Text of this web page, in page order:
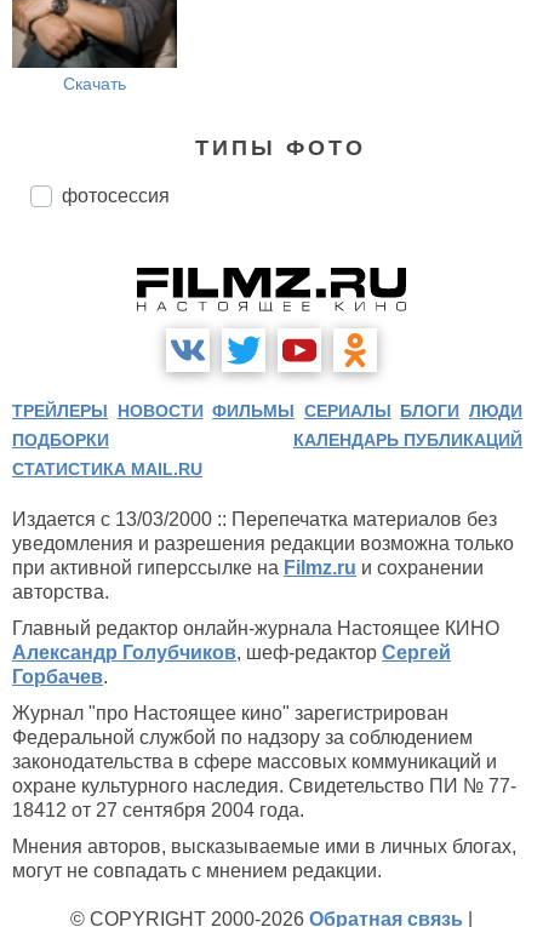
Скачать
ТИПЫ ФОТО
фотосессия
ТРЕЙЛЕРЫ НОВОСТИ ФИЛЬМЫ СЕРИАЛЫ БЛОГИ ЛЮДИ
ПОДБОРКИ
КАЛЕНДАРЬ ПУБЛИКАЦИЙ
СТАТИСТИКА MAIL.RU
Издается с 13/03/2000 :: Перепечатка материалов без
уведомления и разрешения редакции возможна только
при активной гиперссылке на Filmz.ru и сохранении
авторства.
Главный редактор онлайн-журнала Настоящее КИНО
Александр Голубчиков, шеф-редактор Сергей
Горбачев.
Журнал "про Настоящее кино" зарегистрирован
Федеральной службой по надзору за соблюдением
законодательства в сфере массовых коммуникаций и
охране культурного наследия. Свидетельство ПИ № 77-
18412 от 27 сентября 2004 года.
Мнения авторов, высказываемые ими в личных блогах,
могут не совпадать с мнением редакции.
© COPYRIGHT 2000-2026 Обратная связь